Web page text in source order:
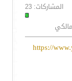
المشاركات: 23
https://